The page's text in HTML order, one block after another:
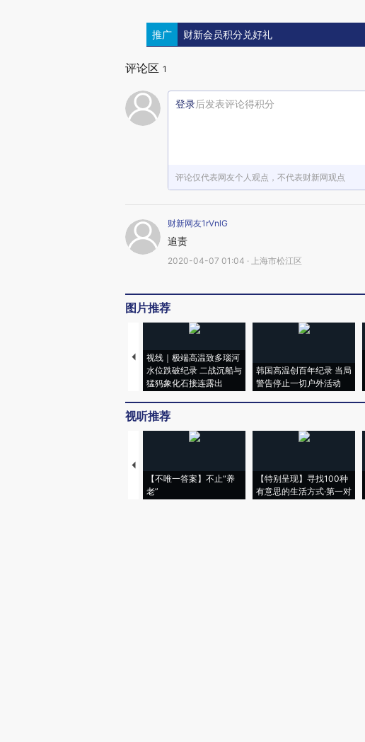
推广 财新会员积分兑好礼
评论区 1
登录后发表评论得积分
评论仅代表网友个人观点，不代表财新网观点
财新网友1rVnlG
追责
2020-04-07 01:04 · 上海市松江区
图片推荐
视线｜极端高温致多瑙河
水位跌破纪录 二战沉船与
猛犸象化石接连露出
韩国高温创百年纪录 当局
警告停止一切户外活动
视听推荐
【不唯一答案】不止“养
老”
【特别呈现】寻找100种
有意思的生活方式·第一对